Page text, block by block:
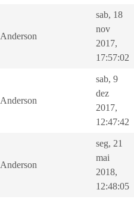
Anderson
sab, 18
nov
2017,
17:57:02
Anderson
sab, 9
dez
2017,
12:47:42
Anderson
seg, 21
mai
2018,
12:48:05